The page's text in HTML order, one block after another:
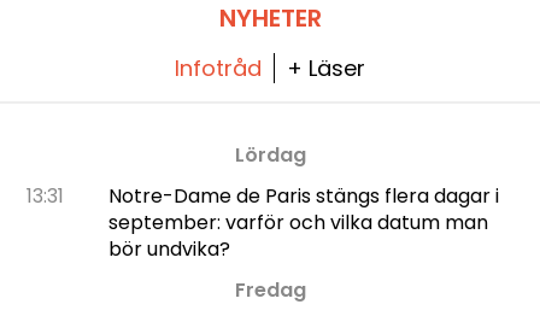
NYHETER
Infotråd + Läser
Lördag
13:31
Notre-Dame de Paris stängs flera dagar i
september: varför och vilka datum man
bör undvika?
Fredag